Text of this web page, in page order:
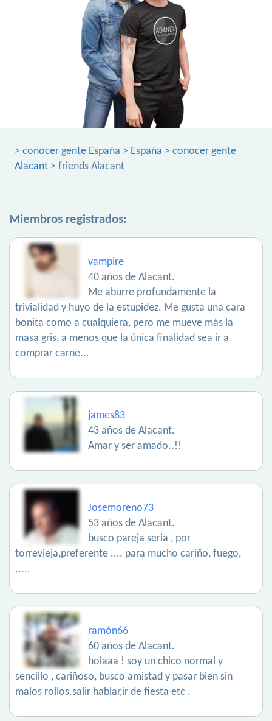
> conocer gente España > España > conocer gente
Alacant > friends Alacant
Miembros registrados:
vampire
40 años de Alacant.
Me aburre profundamente la
trivialidad y huyo de la estupidez. Me gusta una cara
bonita como a cualquiera, pero me mueve más la
masa gris, a menos que la única finalidad sea ir a
comprar carne...
james83
43 años de Alacant.
Amar y ser amado..!!
Josemoreno73
53 años de Alacant.
busco pareja seria , por
torrevieja,preferente .... para mucho cariño, fuego,
.....
ramón66
60 años de Alacant.
holaaa ! soy un chico normal y
sencillo , cariñoso, busco amistad y pasar bien sin
malos rollos.salir hablar,ir de fiesta etc .